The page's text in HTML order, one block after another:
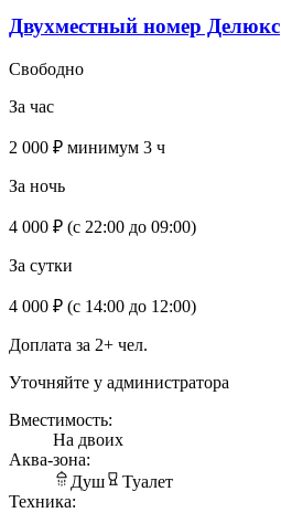
Двухместный номер Делюкс
Свободно
За час
2 000 ₽ минимум 3 ч
За ночь
4 000 ₽ (с 22:00 до 09:00)
За сутки
4 000 ₽ (с 14:00 до 12:00)
Доплата за 2+ чел.
Уточняйте у администратора
Вместимость:
На двоих
Аква-зона:
Душ
Туалет
Техника: